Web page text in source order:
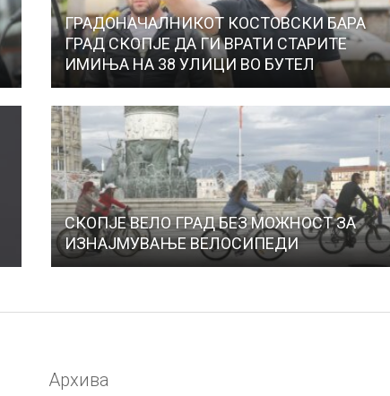
ГРАДОНАЧАЛНИКОТ КОСТОВСКИ БАРА
ГРАД СКОПЈЕ ДА ГИ ВРАТИ СТАРИТЕ
ИМИЊА НА 38 УЛИЦИ ВО БУТЕЛ
СКОПЈЕ ВЕЛО ГРАД БЕЗ МОЖНОСТ ЗА
ИЗНАЈМУВАЊЕ ВЕЛОСИПЕДИ
Архива